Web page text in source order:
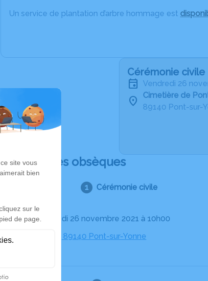
Un service de plantation d’arbre hommage est
Cérémonie civile
vendredi 26
Cimetière de
89140 Pont-sur-
Déroulé des obsèques
Cérémonie civile
Le vendredi 26 novembre 2021 à 10h00
Cimetière, 89140 Pont-sur-Yonne